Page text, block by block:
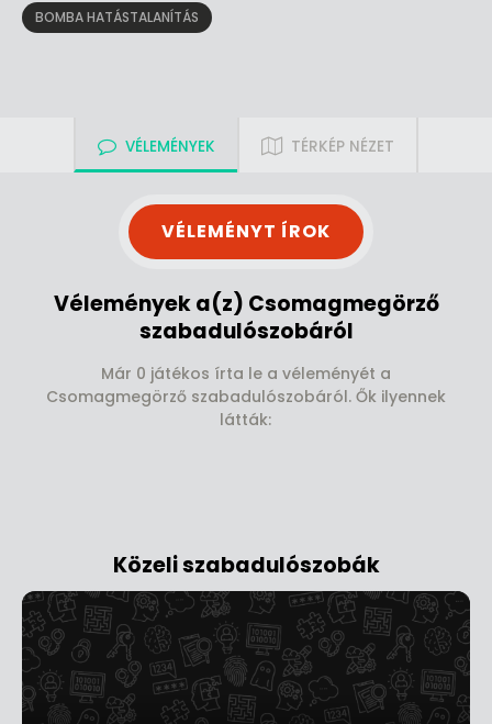
BOMBA HATÁSTALANÍTÁS
VÉLEMÉNYEK TÉRKÉP NÉZET
VÉLEMÉNYT ÍROK
Vélemények a(z) Csomagmegörző
szabadulószobáról
Már 0 játékos írta le a véleményét a
Csomagmegörző szabadulószobáról. Ők ilyennek
látták:
Közeli szabadulószobák